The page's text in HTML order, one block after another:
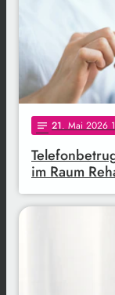
notes 21. Mai 2026
im Raum